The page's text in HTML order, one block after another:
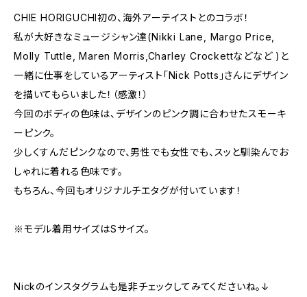
CHIE HORIGUCHI初の、海外アーテイストとのコラボ！
私が大好きなミュージシャン達(Nikki Lane, Margo Price,
Molly Tuttle, Maren Morris,Charley Crockettなどなど )と
一緒に仕事をしているアーティスト「Nick Potts」さんにデザイン
を描いてもらいました！（感激！）
今回のボディの色味は、デザインのピンク調に合わせたスモーキ
ーピンク。
少しくすんだピンクなので、男性でも女性でも、スッと馴染んでお
しゃれに着れる色味です。
もちろん、今回もオリジナルチエタグが付いています！
※モデル着用サイズはSサイズ。
Nickのインスタグラムも是非チェックしてみてくださいね。↓